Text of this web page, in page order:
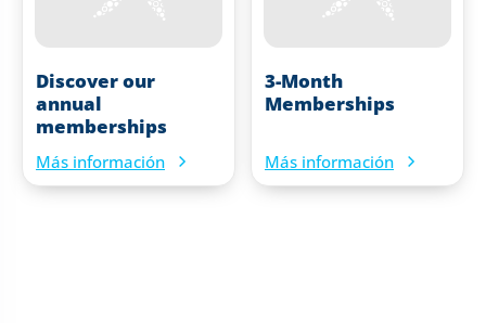
Discover our
annual
memberships
Más información
3-Month
Memberships
Más información